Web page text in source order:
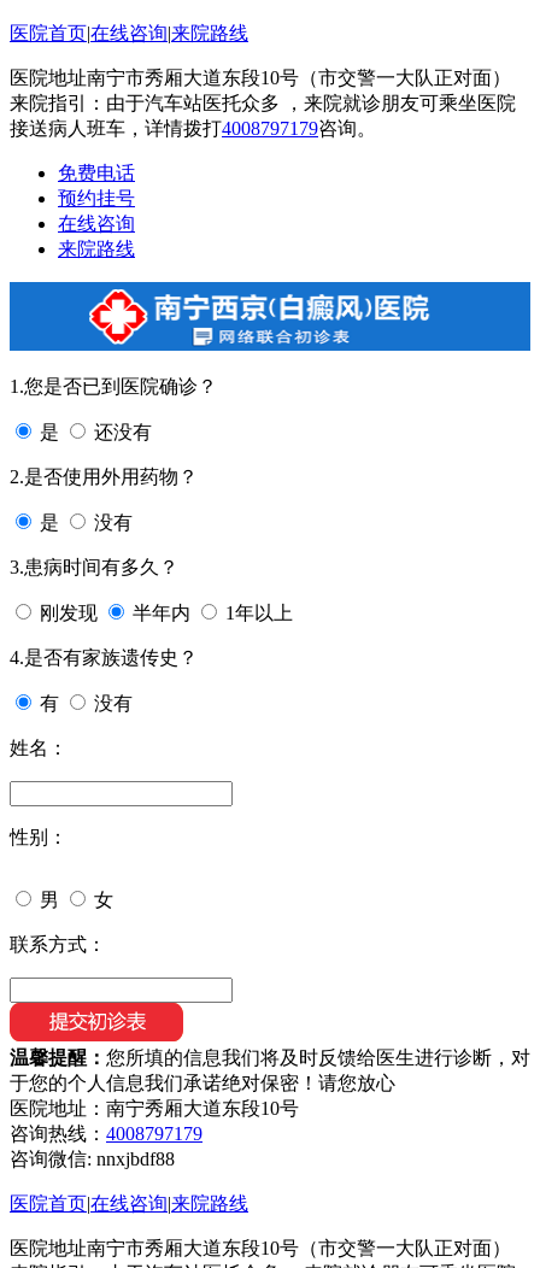
医院首页|在线咨询|来院路线
医院地址南宁市秀厢大道东段10号（市交警一大队正对面）
来院指引：由于汽车站医托众多 ，来院就诊朋友可乘坐医院
接送病人班车，详情拨打4008797179咨询。
免费电话
预约挂号
在线咨询
来院路线
1.您是否已到医院确诊？
是 还没有
2.是否使用外用药物？
是 没有
3.患病时间有多久？
刚发现 半年内 1年以上
4.是否有家族遗传史？
有 没有
姓名：
性别：
男 女
联系方式：
温馨提醒： 您所填的信息我们将及时反馈给医生进行诊断，对
于您的个人信息我们承诺绝对保密！请您放心
医院地址：南宁秀厢大道东段10号
咨询热线： 4008797179
咨询微信: nnxjbdf88
医院首页|在线咨询|来院路线
医院地址南宁市秀厢大道东段10号（市交警一大队正对面）